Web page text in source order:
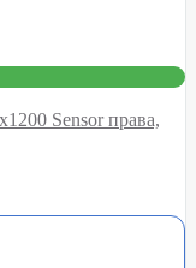
Sensor права,